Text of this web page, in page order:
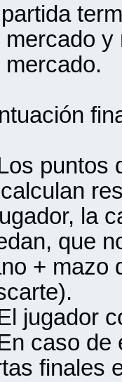
mercado y
mercado.
puntos
la
que
+ mazo
jugador
caso de
finales